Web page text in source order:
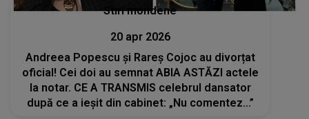
Stiri mondene
20 apr 2026
Andreea Popescu și Rareș Cojoc au divorțat
oficial! Cei doi au semnat ABIA ASTĂZI actele
la notar. CE A TRANSMIS celebrul dansator
după ce a ieșit din cabinet: „Nu comentez...”